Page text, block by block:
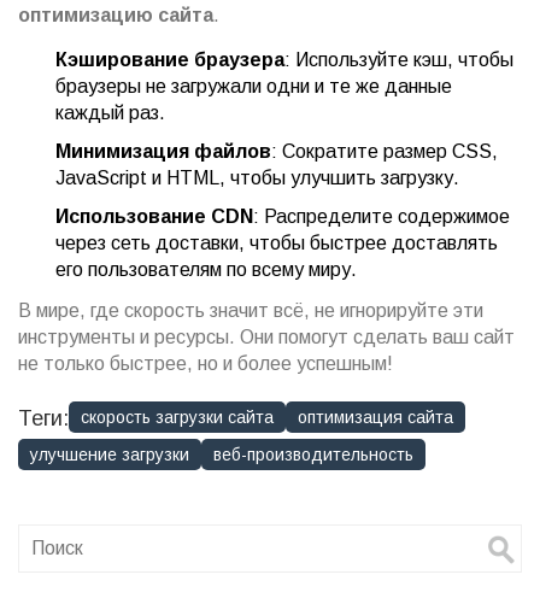
оптимизацию сайта.
Кэширование браузера: Используйте кэш, чтобы
браузеры не загружали одни и те же данные
каждый раз.
Минимизация файлов: Сократите размер CSS,
JavaScript и HTML, чтобы улучшить загрузку.
Использование CDN: Распределите содержимое
через сеть доставки, чтобы быстрее доставлять
его пользователям по всему миру.
В мире, где скорость значит всё, не игнорируйте эти
инструменты и ресурсы. Они помогут сделать ваш сайт
не только быстрее, но и более успешным!
Теги: скорость загрузки сайта
оптимизация сайта
улучшение загрузки
веб-производительность